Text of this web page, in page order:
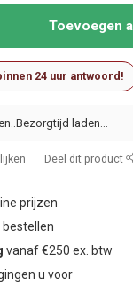
Toevoegen
24 uur antwoord!
Deel dit product
prijzen
bestellen
vanaf €250 ex. btw
u voor